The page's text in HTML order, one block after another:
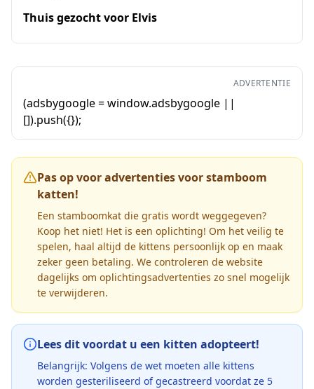
Thuis gezocht voor Elvis
ADVERTENTIE
(adsbygoogle = window.adsbygoogle ||
[]).push({});
Pas op voor advertenties voor stamboom
katten!
Een stamboomkat die gratis wordt weggegeven?
Koop het niet! Het is een oplichting! Om het veilig te
spelen, haal altijd de kittens persoonlijk op en maak
zeker geen betaling. We controleren de website
dagelijks om oplichtingsadvertenties zo snel mogelijk
te verwijderen.
Lees dit voordat u een kitten adopteert!
Belangrijk: Volgens de wet moeten alle kittens
worden gesteriliseerd of gecastreerd voordat ze 5